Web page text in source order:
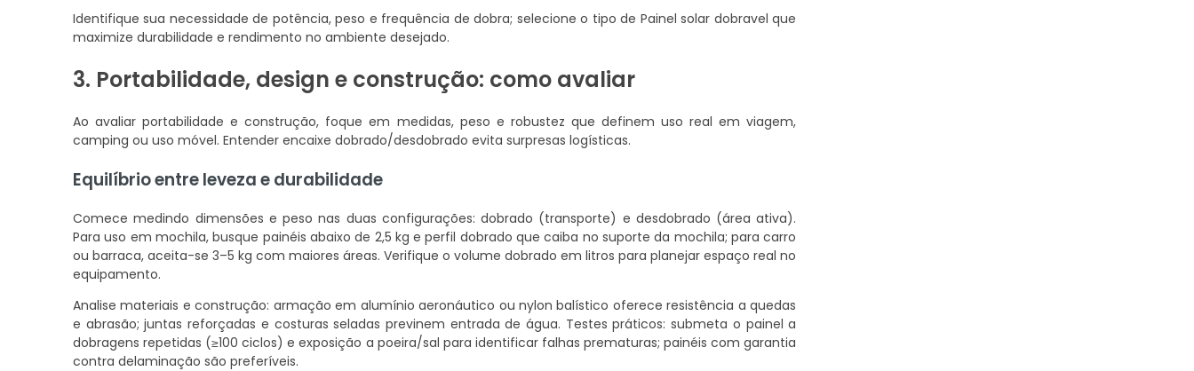
Identifique sua necessidade de potência, peso e frequência de dobra; selecione o tipo de Painel solar dobravel que
maximize durabilidade e rendimento no ambiente desejado.
3. Portabilidade, design e construção: como avaliar
Ao avaliar portabilidade e construção, foque em medidas, peso e robustez que definem uso real em viagem,
camping ou uso móvel. Entender encaixe dobrado/desdobrado evita surpresas logísticas.
Equilíbrio entre leveza e durabilidade
Comece medindo dimensões e peso nas duas configurações: dobrado (transporte) e desdobrado (área ativa).
Para uso em mochila, busque painéis abaixo de 2,5 kg e perfil dobrado que caiba no suporte da mochila; para carro
ou barraca, aceita-se 3–5 kg com maiores áreas. Verifique o volume dobrado em litros para planejar espaço real no
equipamento.
Analise materiais e construção: armação em alumínio aeronáutico ou nylon balístico oferece resistência a quedas
e abrasão; juntas reforçadas e costuras seladas previnem entrada de água. Testes práticos: submeta o painel a
dobragens repetidas (≥100 ciclos) e exposição a poeira/sal para identificar falhas prematuras; painéis com garantia
contra delaminação são preferíveis.